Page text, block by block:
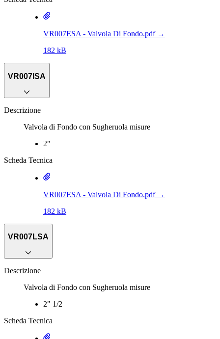
VR007ESA - Valvola Di Fondo.pdf→
182 kB
VR007ISA
Descrizione
Valvola di Fondo con Sugheruola misure
2"
Scheda Tecnica
VR007ESA - Valvola Di Fondo.pdf→
182 kB
VR007LSA
Descrizione
Valvola di Fondo con Sugheruola misure
2" 1/2
Scheda Tecnica